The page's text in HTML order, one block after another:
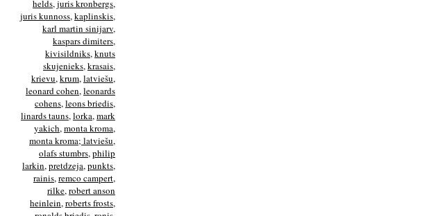
helds,juris kronbergs,
juris kunnoss,kaplinskis,
karl martin sinijarv,
kaspars dimiters,
kivisildniks,knuts
skujenieks,krasais,
krievu,krum,latviešu,
leonard cohen,leonards
cohens,leons briedis,
linards tauns,lorka,mark
yakich,monta kroma,
monta kroma; latviešu,
olafs stumbrs,philip
larkin,pretdzeja,punkts,
rainis,remco campert,
rilke,robert anson
heinlein,roberts frosts,